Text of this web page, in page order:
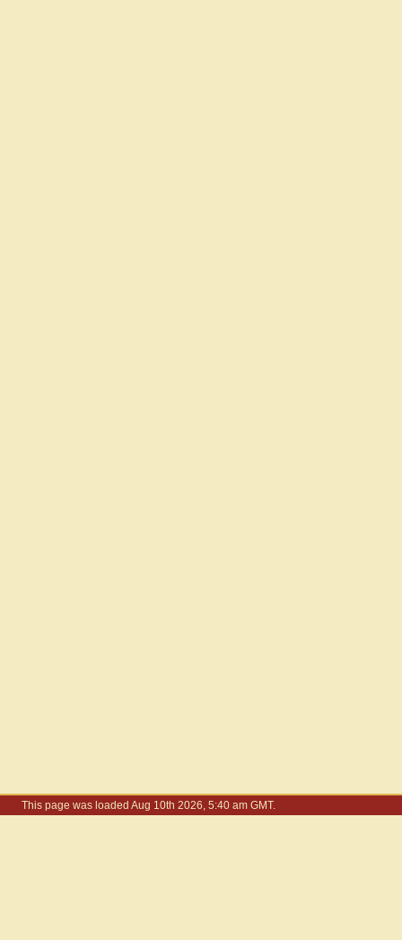
This page was loaded Aug 10th 2026, 5:40 am GMT.